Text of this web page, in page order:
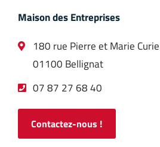
Maison des Entreprises
180 rue Pierre et Marie Curie
01100 Bellignat
07 87 27 68 40
Contactez-nous !